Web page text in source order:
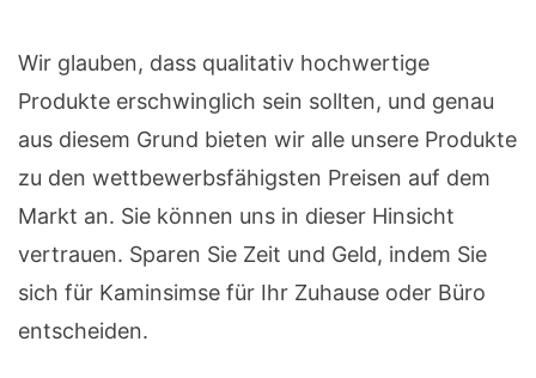
Wir glauben, dass qualitativ hochwertige
Produkte erschwinglich sein sollten, und genau
aus diesem Grund bieten wir alle unsere Produkte
zu den wettbewerbsfähigsten Preisen auf dem
Markt an. Sie können uns in dieser Hinsicht
vertrauen. Sparen Sie Zeit und Geld, indem Sie
sich für Kaminsimse für Ihr Zuhause oder Büro
entscheiden.